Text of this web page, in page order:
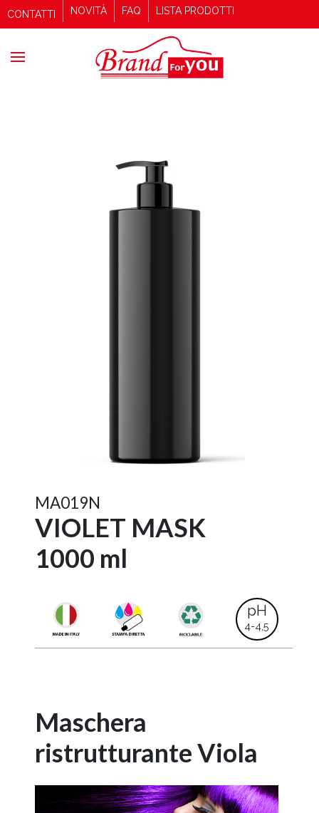
CONTATTI NOVITÀ FAQ LISTA PRODOTTI
MA019N
VIOLET MASK
1000 ml
pH
4-4,5
Maschera
ristrutturanteViola